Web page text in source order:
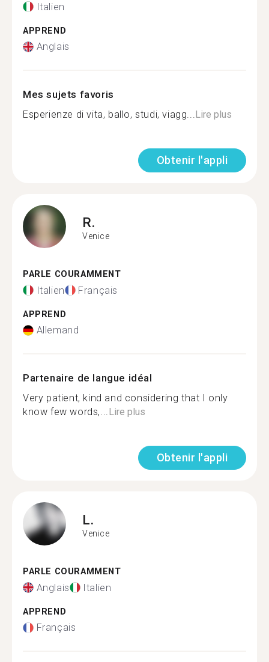
Italien
APPREND
Anglais
Mes sujets favoris
Esperienze di vita, ballo, studi, viagg...Lire plus
Obtenir l'appli
R.
Venice
PARLE COURAMMENT
Italien Français
APPREND
Allemand
Partenaire de langue idéal
Very patient, kind and considering that I only
know few words,...Lire plus
Obtenir l'appli
L.
Venice
PARLE COURAMMENT
Anglais Italien
APPREND
Français